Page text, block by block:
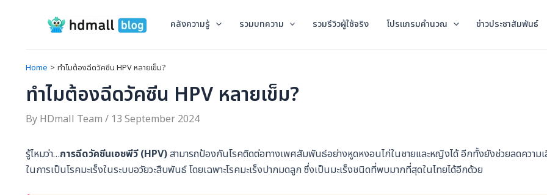
คลังความรู้ รวมบทความ รวมรีวิวผู้ใช้จริง โปรแกรมคำนวณ ข่าวประชาสัมพันธ์
Home ทำไมต้องฉีดวัคซีน HPV หลายเข็ม?
ทำไมต้องฉีดวัคซีน HPV หลายเข็ม?
By HDmall Team / 13 September 2024
รู้ไหมว่า…การฉีดวัคซีนเอชพีวี (HPV)สามารถป้องกันโรคติดต่อทางเพศสัมพันธ์อย่างหูดหงอนไก่ในชายและหญิงได้ อีกทั้งยังช่วยลดความ
ในการเป็นโรคมะเร็งในระบบอวัยวะสืบพันธ์ โดยเฉพาะโรคมะเร็งปากมดลูก ซึ่งเป็นมะเร็งชนิดที่พบมากที่สุดในไทยได้อีกด้วย